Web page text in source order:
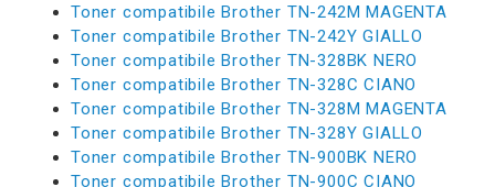
Toner compatibile Brother TN-242M MAGENTA
Toner compatibile Brother TN-242Y GIALLO
Toner compatibile Brother TN-328BK NERO
Toner compatibile Brother TN-328C CIANO
Toner compatibile Brother TN-328M MAGENTA
Toner compatibile Brother TN-328Y GIALLO
Toner compatibile Brother TN-900BK NERO
Toner compatibile Brother TN-900C CIANO